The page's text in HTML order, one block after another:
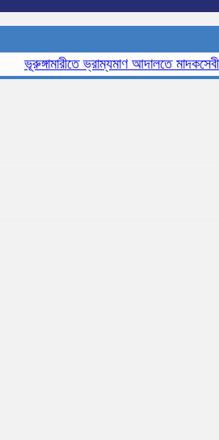
ভূরুঙ্গামারীতে ভ্রাম্যমাণ আদালতে মাদকসেবীর এক